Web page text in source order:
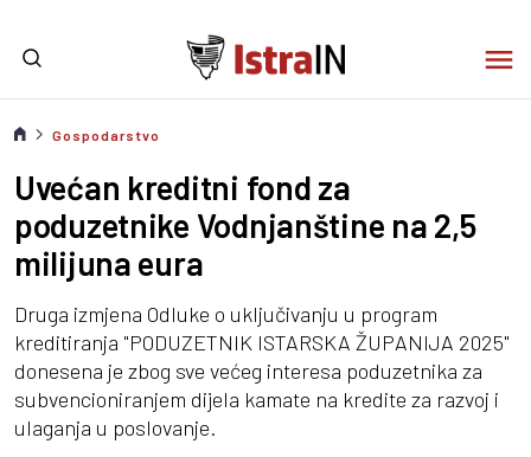
Gospodarstvo
Uvećan kreditni fond za
poduzetnike Vodnjanštine na 2,5
milijuna eura
Druga izmjena Odluke o uključivanju u program
kreditiranja "PODUZETNIK ISTARSKA ŽUPANIJA 2025"
donesena je zbog sve većeg interesa poduzetnika za
subvencioniranjem dijela kamate na kredite za razvoj i
ulaganja u poslovanje.